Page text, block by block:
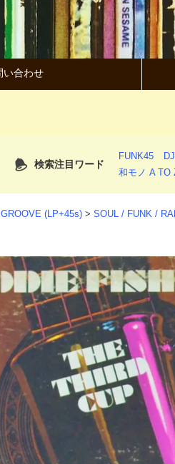
い合わせ
検索注目ワード
FUNK45
和モノ A TO
(LP+45s) > SOUL / FUNK /